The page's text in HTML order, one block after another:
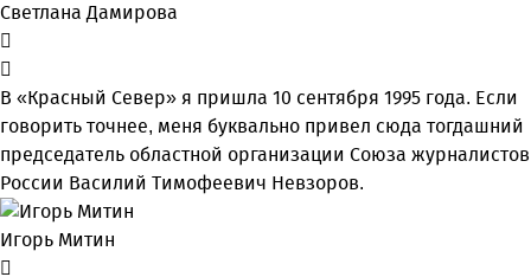
Светлана Дамирова
В «Красный Север» я пришла 10 сентября 1995 года. Если
говорить точнее, меня буквально привел сюда тогдашний
председатель областной организации Союза журналистов
России Василий Тимофеевич Невзоров.
Игорь Митин